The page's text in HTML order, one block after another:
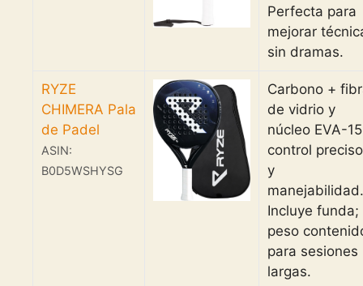
Perfecta para
mejorar
sin dramas.
RYZE
CHIMERA Pala
de Padel
ASIN:
B0D5WSHYSG
Carbono +
de vidrio y
núcleo EVA-
control preciso
y
manejabilidad.
Incluye funda;
peso
para sesiones
largas.